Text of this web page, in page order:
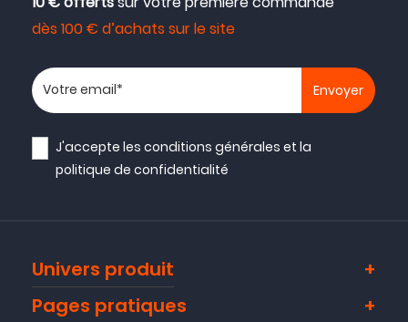
dès 100 € d’achats sur le site
Votre adresse email
J'accepte lesconditions générales et la
politique de confidentialité
Univers produit
Pages pratiques